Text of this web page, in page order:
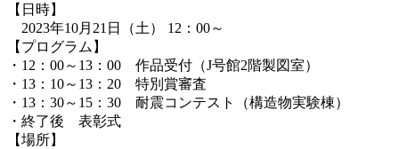
【日時】
2023年10月21日（土） 12：00～
【プログラム】
・12：00～13：00 作品受付（J号館2階製図室）
・13：10～13：20 特別賞審査
・13：30～15：30 耐震コンテスト（構造物実験棟）
・終了後 表彰式
【場所】